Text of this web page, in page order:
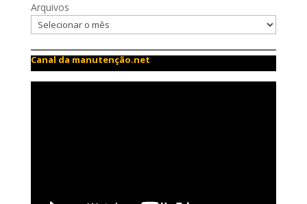
Arquivos
Canal da manutenção.net